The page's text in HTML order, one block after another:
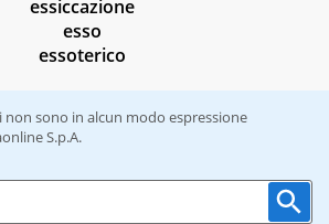
essiccazione
esso
essoterico
sono in alcun modo espressione
S.p.A.